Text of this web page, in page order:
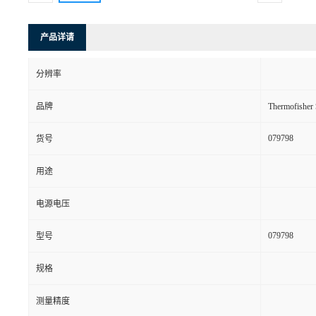
产品详请
分辨率
品牌
货号 079798
用途
电源电压
型号 079798
规格
测量精度